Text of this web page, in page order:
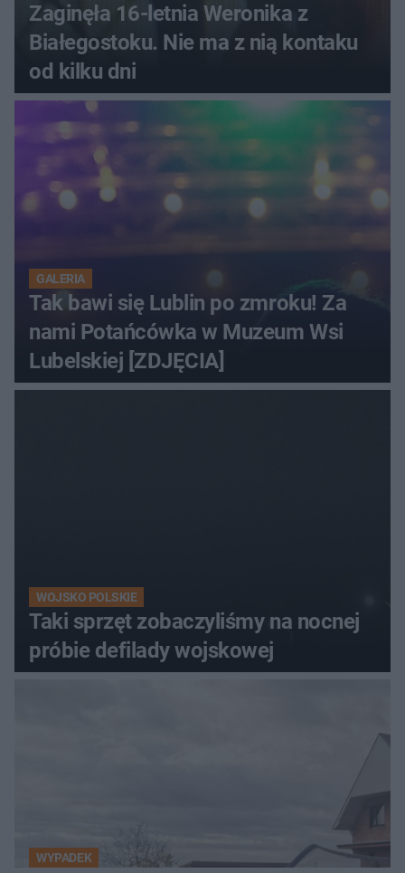
Zaginęła 16-letnia Weronika z
Białegostoku. Nie ma z nią kontaku
od kilku dni
GALERIA
Tak bawi się Lublin po zmroku! Za
nami Potańcówka w Muzeum Wsi
Lubelskiej [ZDJĘCIA]
WOJSKO POLSKIE
Taki sprzęt zobaczyliśmy na nocnej
próbie defilady wojskowej
WYPADEK